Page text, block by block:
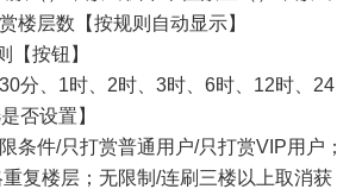
楼层数【按规则自动显示】
【按钮】
分、1时、2时、3时、6时、12时、24
否设置】
条件/只打赏普通用户/只打赏VIP用户；
复楼层；无限制/连刷三楼以上取消获